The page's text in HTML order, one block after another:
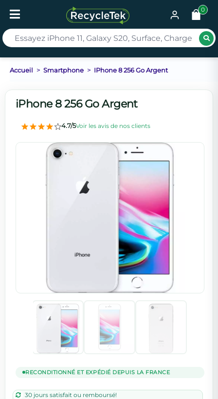
0
Accueil Smartphone IPhone 8 256 Go Argent
iPhone 8 256 Go Argent
4.7/5Voir les avis de nos clients
RECONDITIONNÉ ET EXPÉDIÉ DEPUIS LA FRANCE
30 jours satisfait ou remboursé!